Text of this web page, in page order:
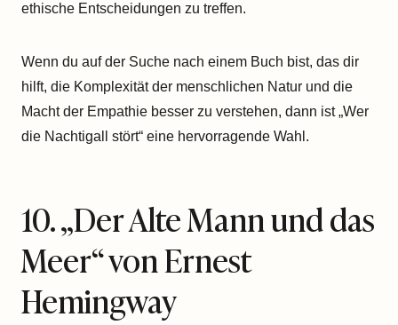
ethische Entscheidungen zu treffen.
Wenn du auf der Suche nach einem Buch bist, das dir
hilft, die Komplexität der menschlichen Natur und die
Macht der Empathie besser zu verstehen, dann ist „Wer
die Nachtigall stört“ eine hervorragende Wahl.
10. „Der Alte Mann und das
Meer“ von Ernest
Hemingway